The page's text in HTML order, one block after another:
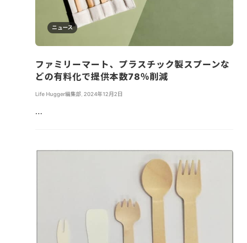
ニュース
ファミリーマート、プラスチック製スプーンな
どの有料化で提供本数78％削減
Life Hugger編集部, 2024年12月2日
...